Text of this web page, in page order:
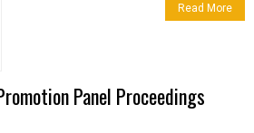
Read More
Panel Proceedings